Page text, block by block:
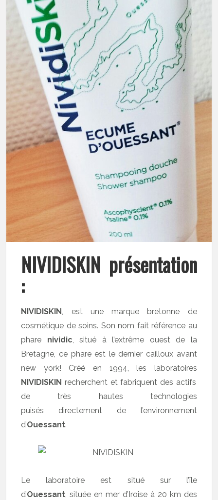
NIVIDISKIN présentation
:
NIVIDISKIN, est une marque bretonne de
cosmétique de soins. Son nom fait référence au
phare nividic, situé à l’extrême ouest de la
Bretagne, ce phare est le dernier cailloux avant
new york! Créé en 1994, les laboratoires
NIVIDISKIN recherchent et fabriquent des actifs
de très hautes technologies
puisés directement de l’environnement
d’Ouessant.
Le laboratoire est situé sur l’île
d’Ouessant, située en mer d’Iroise à 20 km des